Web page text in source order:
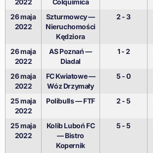
2022
Colquimica
26 maja
2022
Szturmowcy —
Nieruchomości
Kędziora
2 - 3
26 maja
2022
AS Poznań —
Diadal
1 - 2
26 maja
2022
FC Kwiatowe —
Wóz Drzymały
5 - 0
25 maja
2022
Polibulls — FTF 2 - 5
25 maja
2022
Kolib Luboń FC
— Bistro
Kopernik
5 - 5